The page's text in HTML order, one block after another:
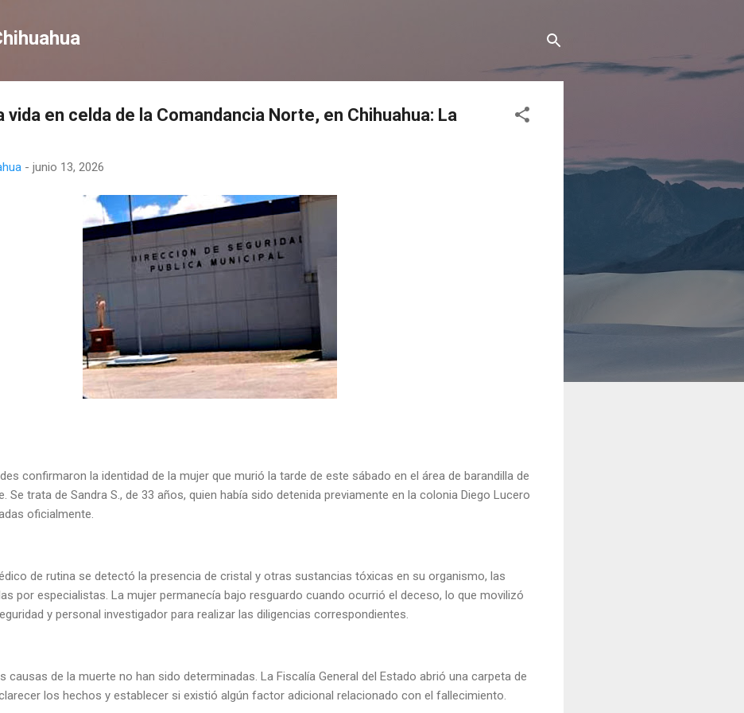
vida en celda de la Comandancia Norte, en Chihuahua: La
- junio 13, 2026
confirmaron la identidad de la mujer que murió la tarde de este sábado en el área de barandilla de
Se trata de Sandra S., de 33 años, quien había sido detenida previamente en la colonia Diego Lucero
oficialmente.
de rutina se detectó la presencia de cristal y otras sustancias tóxicas en su organismo, las
por especialistas. La mujer permanecía bajo resguardo cuando ocurrió el deceso, lo que movilizó
y personal investigador para realizar las diligencias correspondientes.
causas de la muerte no han sido determinadas. La Fiscalía General del Estado abrió una carpeta de
los hechos y establecer si existió algún factor adicional relacionado con el fallecimiento.